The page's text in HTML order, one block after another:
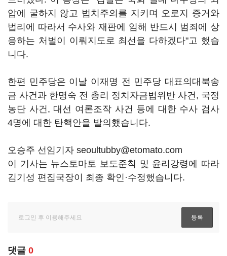
압에 굴하지 않고 법치주의를 지키며 오로지 증거와
법리에 따라서 수사와 재판에 임해 반드시 범죄에 상
응하는 처벌이 이뤄지도로 최선을 다하겠다"고 했습
니다.
한편 민주당은 이날 이재명 전 민주당 대표의대북송
금 사건과 한명숙 전 총리 정치자금법위반 사건, 국정
농단 사건, 대선 여론조작 사건 등에 대한 수사 검사
4명에 대한 탄핵안을 발의했습니다.
오승주 선임기자 seoultubby@etomato.com
이 기사는 뉴스토마토 보도준칙 및 윤리강령에 따라
김기성 편집국장이 최종 확인·수정했습니다.
댓글 0